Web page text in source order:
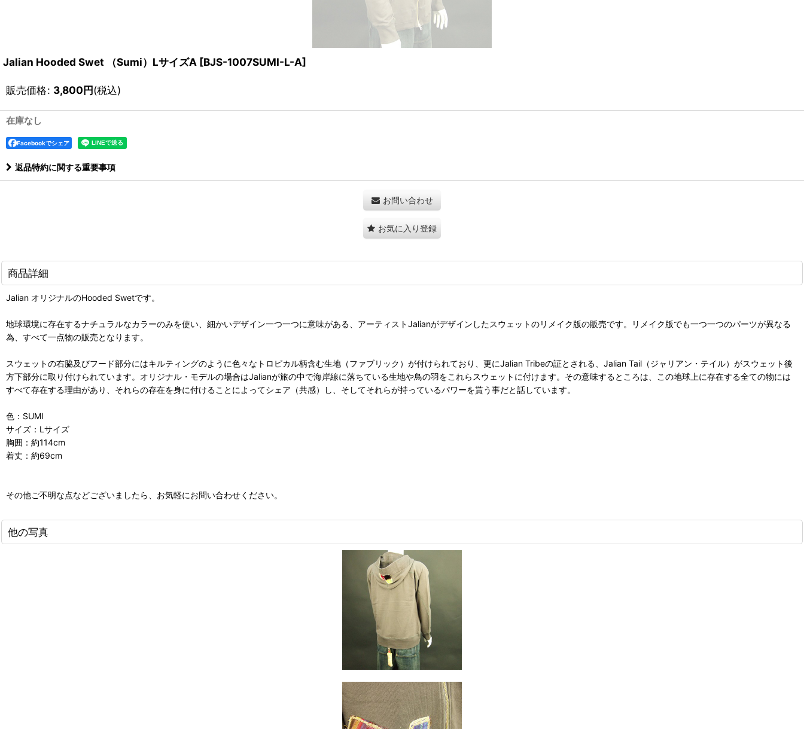
Jalian Hooded Swet （Sumi）LサイズA [BJS-1007SUMI-L-A]
販売価格: 3,800円(税込)
在庫なし
Facebookでシェア
返品特約に関する重要事項
お問い合わせ
お気に入り登録
商品詳細
Jalian オリジナルのHooded Swetです。
地球環境に存在するナチュラルなカラーのみを使い、細かいデザイン一つ一つに意味がある、アーティストJalianがデザインしたスウェットのリメイク版の販売です。リメイク版でも一つ一つのパーツが異なる
為、すべて一点物の販売となります。
スウェットの右脇及びフード部分にはキルティングのように色々なトロピカル柄含む生地（ファブリック）が付けられており、更にJalian Tribeの証とされる、Jalian Tail（ジャリアン・テイル）がスウェット後
方下部分に取り付けられています。オリジナル・モデルの場合はJalianが旅の中で海岸線に落ちている生地や鳥の羽をこれらスウェットに付けます。その意味するところは、この地球上に存在する全ての物には
すべて存在する理由があり、それらの存在を身に付けることによってシェア（共感）し、そしてそれらが持っているパワーを貰う事だと話しています。
色：SUMI
サイズ：Lサイズ
胸囲：約114cm
着丈：約69cm
その他ご不明な点などございましたら、お気軽にお問い合わせください。
他の写真